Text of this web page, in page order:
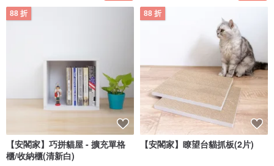
88 折
【安閣家】巧拼貓屋 - 擴充單格
櫃/收納櫃(清新白)
88 折
【安閣家】瞭望台貓抓板(2片)